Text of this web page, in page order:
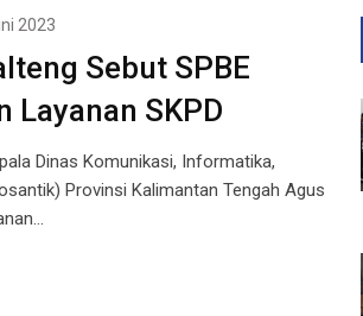
2023
Sebut SPBE
Layanan SKPD
Dinas Komunikasi, Informatika,
Provinsi Kalimantan Tengah Agus